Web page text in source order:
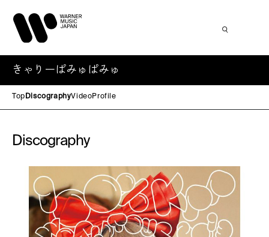
きゃりーぱみゅぱみゅ
Top DiscographyVideoProfile
Discography